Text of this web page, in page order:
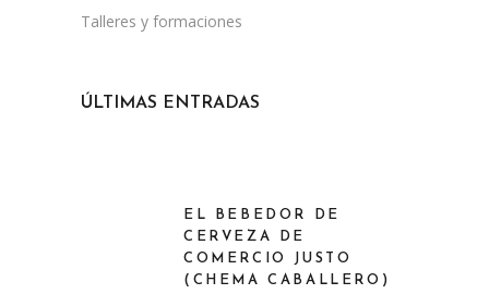
Talleres y formaciones
ÚLTIMAS ENTRADAS
EL BEBEDOR DE
CERVEZA DE
COMERCIO JUSTO
(CHEMA CABALLERO)